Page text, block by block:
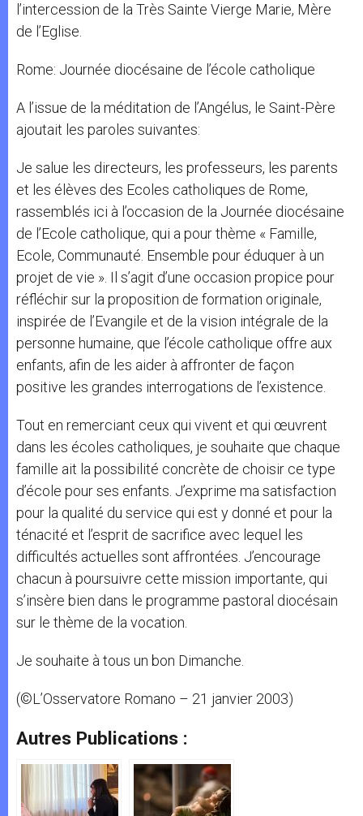
l’intercession de la Très Sainte Vierge Marie, Mère
de l’Eglise.
Rome: Journée diocésaine de l’école catholique
A l’issue de la méditation de l’Angélus, le Saint-Père
ajoutait les paroles suivantes:
Je salue les directeurs, les professeurs, les parents
et les élèves des Ecoles catholiques de Rome,
rassemblés ici à l’occasion de la Journée diocésaine
de l’Ecole catholique, qui a pour thème « Famille,
Ecole, Communauté. Ensemble pour éduquer à un
projet de vie ». Il s’agit d’une occasion propice pour
réfléchir sur la proposition de formation originale,
inspirée de l’Evangile et de la vision intégrale de la
personne humaine, que l’école catholique offre aux
enfants, afin de les aider à affronter de façon
positive les grandes interrogations de l’existence.
Tout en remerciant ceux qui vivent et qui œuvrent
dans les écoles catholiques, je souhaite que chaque
famille ait la possibilité concrète de choisir ce type
d’école pour ses enfants. J’exprime ma satisfaction
pour la qualité du service qui est y donné et pour la
ténacité et l’esprit de sacrifice avec lequel les
difficultés actuelles sont affrontées. J’encourage
chacun à poursuivre cette mission importante, qui
s’insère bien dans le programme pastoral diocésain
sur le thème de la vocation.
Je souhaite à tous un bon Dimanche.
(©L’Osservatore Romano – 21 janvier 2003)
Autres Publications :